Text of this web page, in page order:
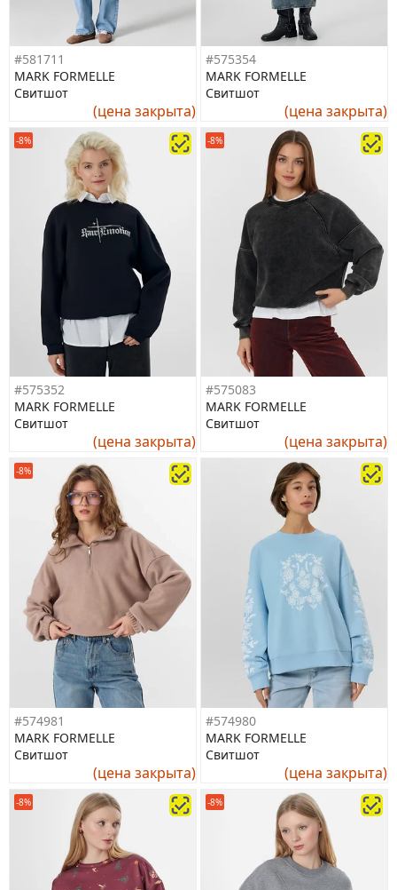
#581711
MARK FORMELLE
Свитшот
(цена закрыта)
#575354
MARK FORMELLE
Свитшот
(цена закрыта)
-8%
#575352
MARK FORMELLE
Свитшот
(цена закрыта)
-8%
#575083
MARK FORMELLE
Свитшот
(цена закрыта)
-8%
#574981
MARK FORMELLE
Свитшот
(цена закрыта)
#574980
MARK FORMELLE
Свитшот
(цена закрыта)
-8% -8%